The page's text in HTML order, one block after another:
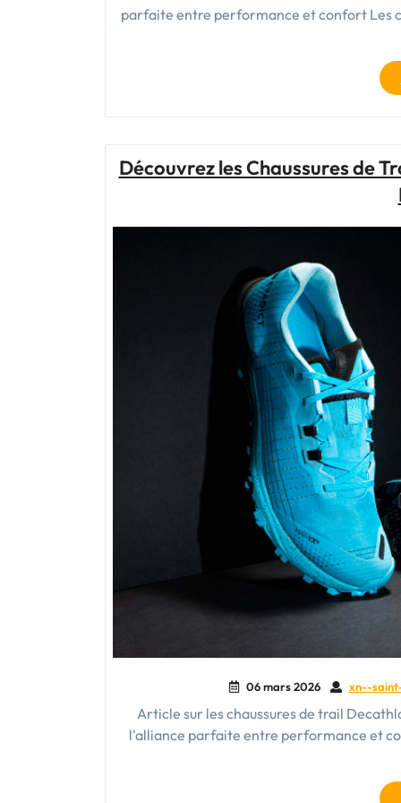
parfaite entre performance et confort Les
Découvrez les Chaussures de
06 mars 2026 xn--
Article sur les chaussures de trail
l'alliance parfaite entre performance et